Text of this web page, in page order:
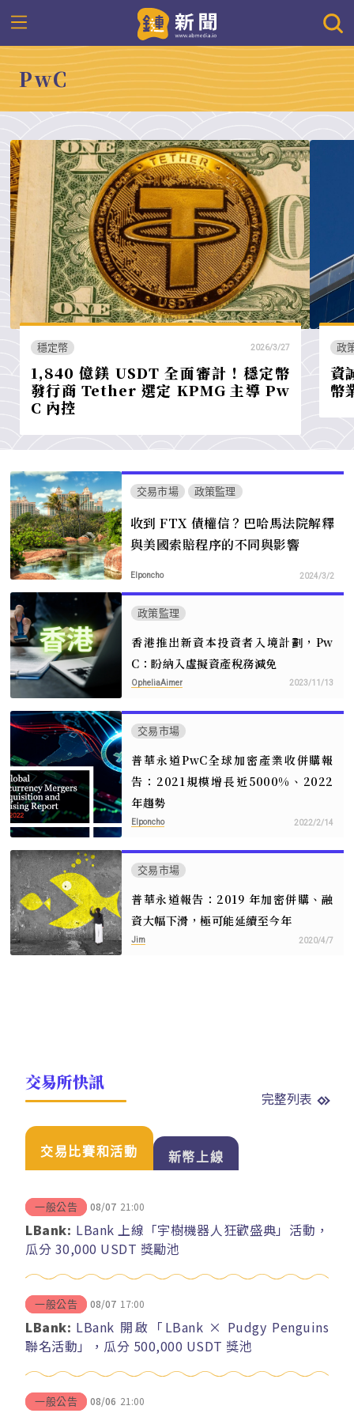
PwC
穩定幣 2026/3/27
1,840 億鎂 USDT 全面審計！穩定幣
發行商 Tether 選定 KPMG 主導 Pw
C 內控
政
資
幣
交易市場 政策監理
收到 FTX 債權信？巴哈馬法院解釋
與美國索賠程序的不同與影響
Elponcho 2024/3/2
政策監理
香港推出新資本投資者入境計劃，Pw
C：盼納入虛擬資產稅務減免
OpheliaAimer 2023/11/13
交易市場
普華永道PwC全球加密產業收併購報
告：2021規模增長近5000%、2022
年趨勢
Elponcho 2022/2/14
交易市場
普華永道報告：2019 年加密併購、融
資大幅下滑，極可能延續至今年
Jim 2020/4/7
交易所快訊
完整列表
交易比賽和活動 新幣上線
一般公告 08/07 21:00
LBank: LBank 上線「宇樹機器人狂歡盛典」活動，
瓜分 30,000 USDT 獎勵池
一般公告 08/07 17:00
LBank: LBank 開啟「LBank × Pudgy Penguins
聯名活動」，瓜分 500,000 USDT 獎池
一般公告 08/06 21:00